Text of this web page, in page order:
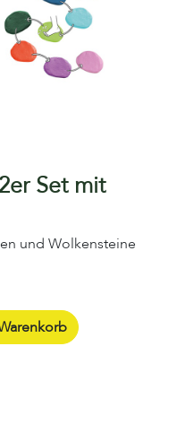
Set mit
und Wolkensteine